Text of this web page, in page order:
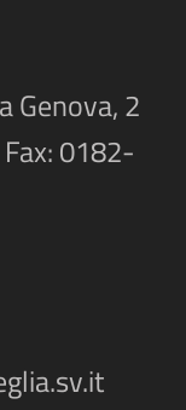
Genova, 2
0182-